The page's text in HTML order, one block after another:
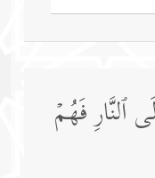
ٱلنَّارِ فَهُمۡ